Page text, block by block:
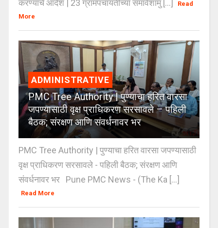
करण्याचे आदेश | 23 ग्रामपंचायतींच्या समावेशामु [...]
Read
More
ADMINISTRATIVE
PMC Tree Authority | पुण्याचा हरित वारसा
जपण्यासाठी वृक्ष प्राधिकरण सरसावले – पहिली
बैठक; संरक्षण आणि संवर्धनावर भर
PMC Tree Authority | पुण्याचा हरित वारसा जपण्यासाठी
वृक्ष प्राधिकरण सरसावले - पहिली बैठक; संरक्षण आणि
संवर्धनावर भर Pune PMC News - (The Ka [...]
Read More